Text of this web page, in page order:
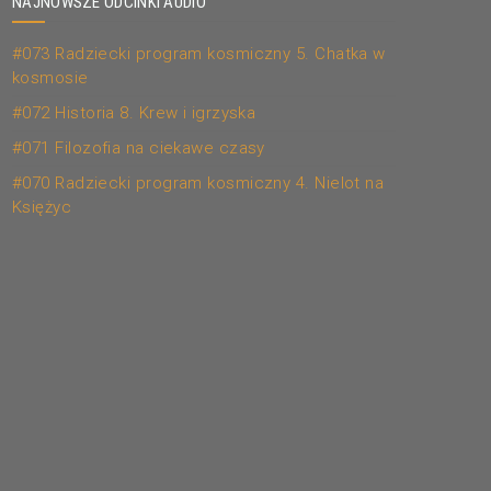
#073 Radziecki program kosmiczny 5. Chatka w
kosmosie
#072 Historia 8. Krew i igrzyska
#071 Filozofia na ciekawe czasy
#070 Radziecki program kosmiczny 4. Nielot na
Księżyc